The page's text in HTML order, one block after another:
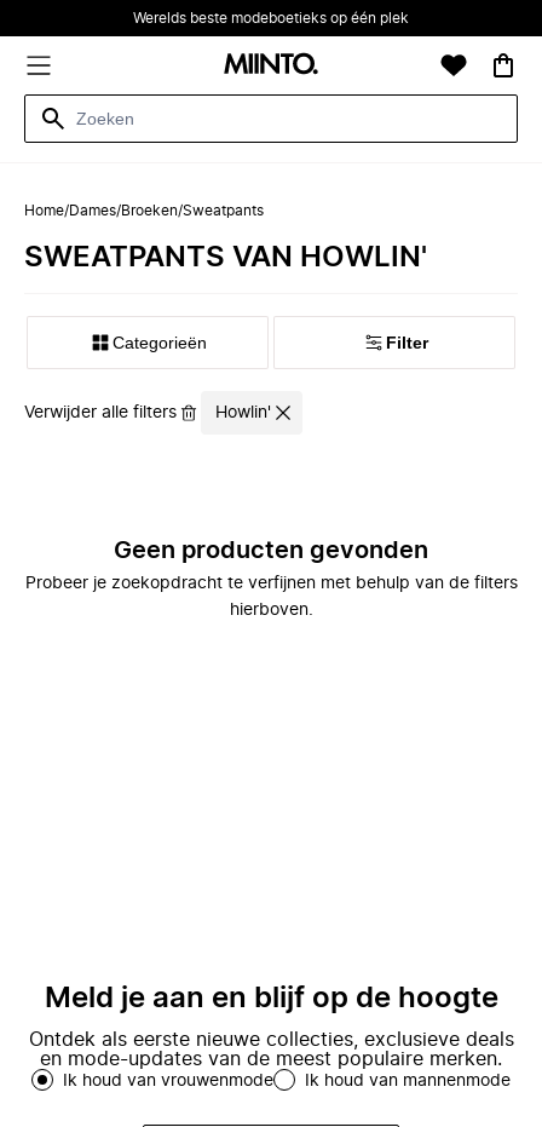
Werelds beste modeboetieks op één plek
Home/Dames/Broeken/Sweatpants
SWEATPANTS VAN HOWLIN'
Categorieën Filter
Verwijder alle filters Howlin'
Geen producten gevonden
Probeer je zoekopdracht te verfijnen met behulp van de filters
hierboven.
Meld je aan en blijf op de hoogte
Ontdek als eerste nieuwe collecties, exclusieve deals
en mode-updates van de meest populaire merken.
Ik houd van vrouwenmode Ik houd van mannenmode